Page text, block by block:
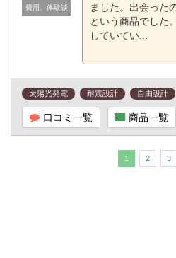
費用、体験談
ました。出会った
という商品でした
していてい...
太陽光発電 耐震設計 自由設計
口コミ一覧 商品一覧
1 2 3